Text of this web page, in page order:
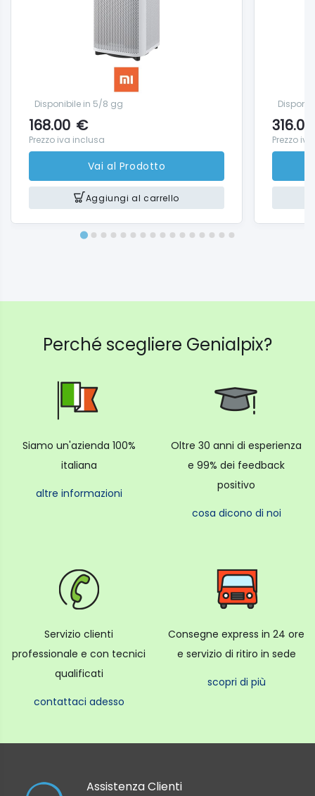
Disponibile in 5/8 gg
168.00 €
Prezzo iva inclusa
Vai al Prodotto
Aggiungi al carrello
316.00
Prezzo
Perché scegliere Genialpix?
Siamo un'azienda 100%
italiana
altre informazioni
Oltre 30 anni di esperienza
e 99% dei feedback
positivo
cosa dicono di noi
Servizio clienti
professionale e con tecnici
qualificati
contattaci adesso
Consegne express in 24 ore
e servizio di ritiro in sede
scopri di più
Assistenza Clienti